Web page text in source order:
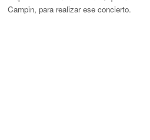
Campin, para realizar ese concierto.